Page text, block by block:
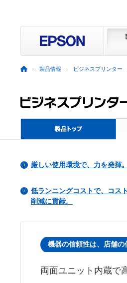
製品情報 ビジネスプリンター
厳しい使用環境で、力を発揮。
低ランニングコストで、コスト
削減に貢献。
機器の信頼性は、店舗の
両面ユニット内蔵で